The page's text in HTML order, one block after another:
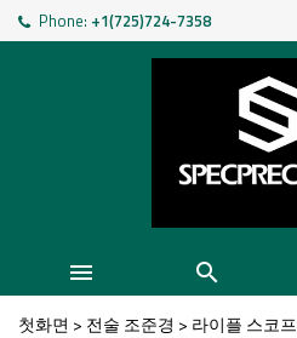
Phone: +1(725)724-7358
 
첫화면 > 전술 조준경 > 라이플 스코프